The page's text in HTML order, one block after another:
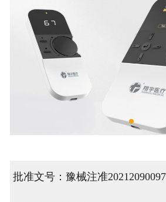
批准文号：豫械注准20212090097